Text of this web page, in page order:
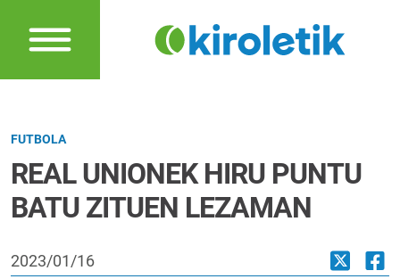
FUTBOLA
REAL UNIONEK HIRU PUNTU
BATU ZITUEN LEZAMAN
2023/01/16